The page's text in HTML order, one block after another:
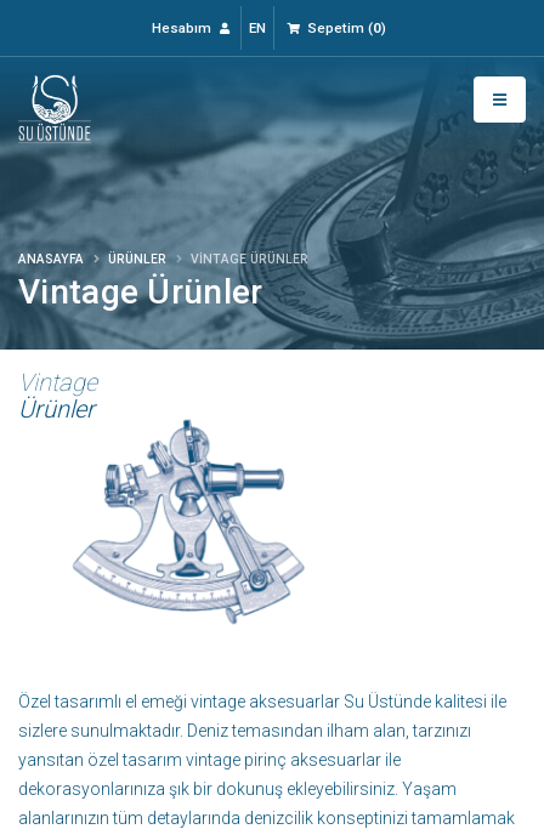
Hesabım EN Sepetim (0)
Vintage Ürünler
ANASAYFA ÜRÜNLER VINTAGE ÜRÜNLER
Vintage
Ürünler
Özel tasarımlı el emeği vintage aksesuarlar Su Üstünde kalitesi ile
sizlere sunulmaktadır. Deniz temasından ilham alan, tarzınızı
yansıtan özel tasarım vintage pirinç aksesuarlar ile
dekorasyonlarınıza şık bir dokunuş ekleyebilirsiniz. Yaşam
alanlarınızın tüm detaylarında denizcilik konseptinizi tamamlamak